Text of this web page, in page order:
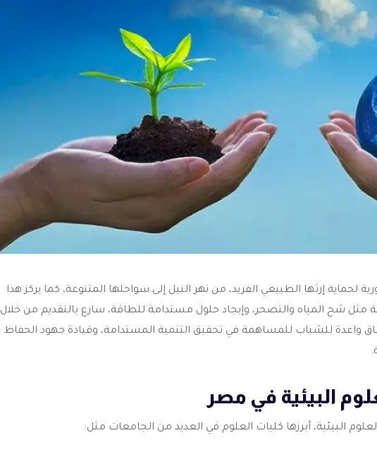
لحماية إرثها الطبيعي الفريد، من نهر النيل إلى سواحلها المتنوعة، كما يركز هذا
مثل شح المياه والتصحر، وإيجاد حلول مستدامة للطاقة، سارع بالتقديم من خلال
واعدة للشباب للمساهمة في تحقيق التنمية المستدامة، وقيادة جهود الحفاظ
البيئية في مصر
البيئية، أبرزها كليات العلوم في العديد من الجامعات مثل: